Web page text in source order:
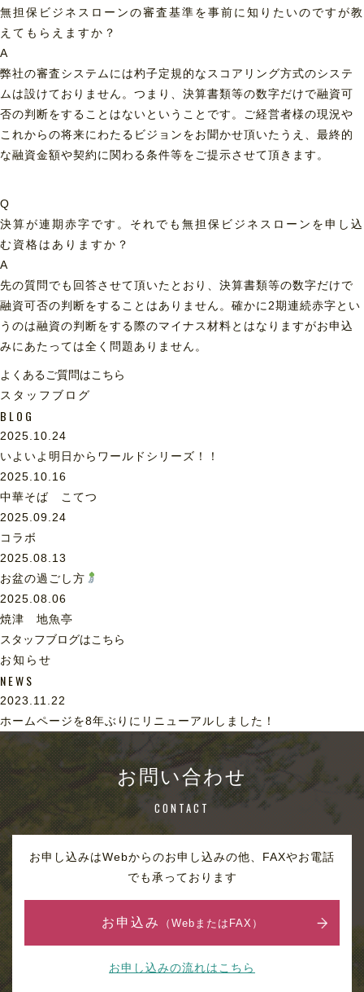
無担保ビジネスローンの審査基準を事前に知りたいのですが教
えてもらえますか？
A
弊社の審査システムには杓子定規的なスコアリング方式のシステ
ムは設けておりません。つまり、決算書類等の数字だけで融資可
否の判断をすることはないということです。ご経営者様の現況や
これからの将来にわたるビジョンをお聞かせ頂いたうえ、最終的
な融資金額や契約に関わる条件等をご提示させて頂きます。
Q
決算が連期赤字です。それでも無担保ビジネスローンを申し込
む資格はありますか？
A
先の質問でも回答させて頂いたとおり、決算書類等の数字だけで
融資可否の判断をすることはありません。確かに2期連続赤字とい
うのは融資の判断をする際のマイナス材料とはなりますがお申込
みにあたっては全く問題ありません。
よくあるご質問はこちら
スタッフブログ
BLOG
2025.10.24
いよいよ明日からワールドシリーズ！！
2025.10.16
中華そば こてつ
2025.09.24
コラボ
2025.08.13
お盆の過ごし方
2025.08.06
焼津 地魚亭
スタッフブログはこちら
お知らせ
NEWS
2023.11.22
ホームページを8年ぶりにリニューアルしました！
お問い合わせ
CONTACT
お申し込みはWebからのお申し込みの他、FAXやお電話
でも承っております
お申込み （WebまたはFAX）
お申し込みの流れはこちら